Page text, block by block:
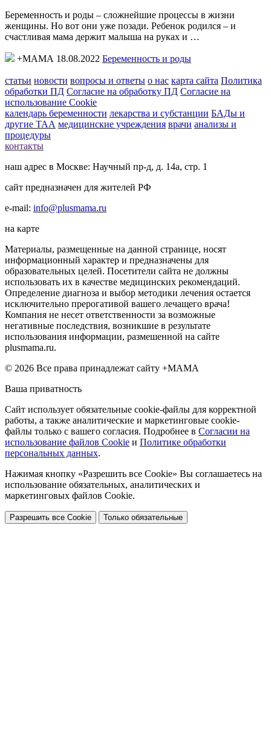
Беременность и роды – сложнейшие процессы в жизни
женщины. Но вот они уже позади. Ребенок родился – и
счастливая мама держит малыша на руках и …
+МАМА 18.08.2022 Беременность и роды
статьи новости вопросы и ответы о нас карта сайта Политика
обработки ПД Согласие на обработку ПД Согласие на
использование Cookie
календарь беременности лекарства и субстанции БАДы и
другие ТАА медицинские учреждения врачи анализы и
процедуры
контакты
наш адрес в Москве: Научный пр-д, д. 14а, стр. 1
сайт предназначен для жителей РФ
e-mail: info@plusmama.ru
на карте
Материалы, размещенные на данной странице, носят
информационный характер и предназначены для
образовательных целей. Посетители сайта не должны
использовать их в качестве медицинских рекомендаций.
Определение диагноза и выбор методики лечения остается
исключительно прерогативой вашего лечащего врача!
Компания не несет ответственности за возможные
негативные последствия, возникшие в результате
использования информации, размешенной на сайте
plusmama.ru.
© 2026 Все права принадлежат сайту +МАМА
Ваша приватность
Сайт использует обязательные cookie-файлы для корректной
работы, а также аналитические и маркетинговые cookie-
файлы только с вашего согласия. Подробнее в Согласии на
использование файлов Cookie и Политике обработки
персональных данных.
Нажимая кнопку «Разрешить все Cookie» Вы соглашаетесь на
использование обязательных, аналитических и
маркетинговых файлов Cookie.
Разрешить все Cookie Только обязательные